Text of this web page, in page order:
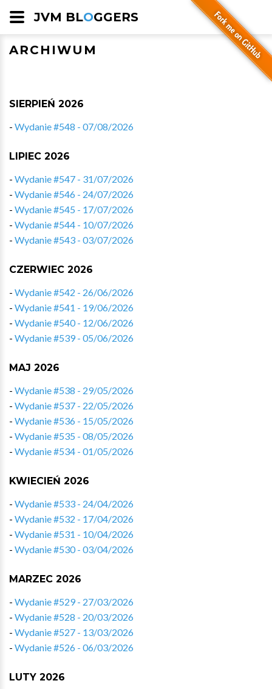
JVM BLOGGERS
ARCHIWUM
SIERPIEŃ 2026
- Wydanie #548 - 07/08/2026
LIPIEC 2026
- Wydanie #547 - 31/07/2026
- Wydanie #546 - 24/07/2026
- Wydanie #545 - 17/07/2026
- Wydanie #544 - 10/07/2026
- Wydanie #543 - 03/07/2026
CZERWIEC 2026
- Wydanie #542 - 26/06/2026
- Wydanie #541 - 19/06/2026
- Wydanie #540 - 12/06/2026
- Wydanie #539 - 05/06/2026
MAJ 2026
- Wydanie #538 - 29/05/2026
- Wydanie #537 - 22/05/2026
- Wydanie #536 - 15/05/2026
- Wydanie #535 - 08/05/2026
- Wydanie #534 - 01/05/2026
KWIECIEŃ 2026
- Wydanie #533 - 24/04/2026
- Wydanie #532 - 17/04/2026
- Wydanie #531 - 10/04/2026
- Wydanie #530 - 03/04/2026
MARZEC 2026
- Wydanie #529 - 27/03/2026
- Wydanie #528 - 20/03/2026
- Wydanie #527 - 13/03/2026
- Wydanie #526 - 06/03/2026
LUTY 2026